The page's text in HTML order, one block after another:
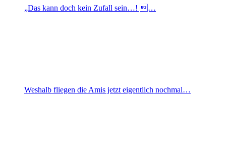
„Das kann doch kein Zufall sein…! …
Weshalb fliegen die Amis jetzt eigentlich nochmal…